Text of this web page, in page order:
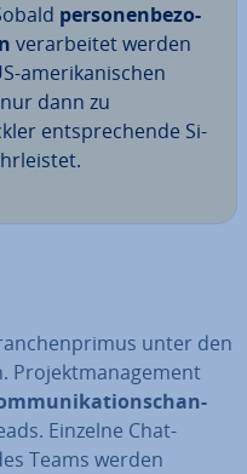
per­so­nen­be­zo­
ver­ar­bei­tet werden
ame­ri­ka­ni­schen
dann zu
ent­spre­chen­de Si­
unter den
Pro­jekt­ma­nage­ment
Einzelne Chat-
Teams werden